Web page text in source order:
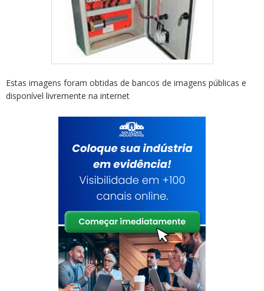
Estas imagens foram obtidas de bancos de imagens públicas e
disponível livremente na internet